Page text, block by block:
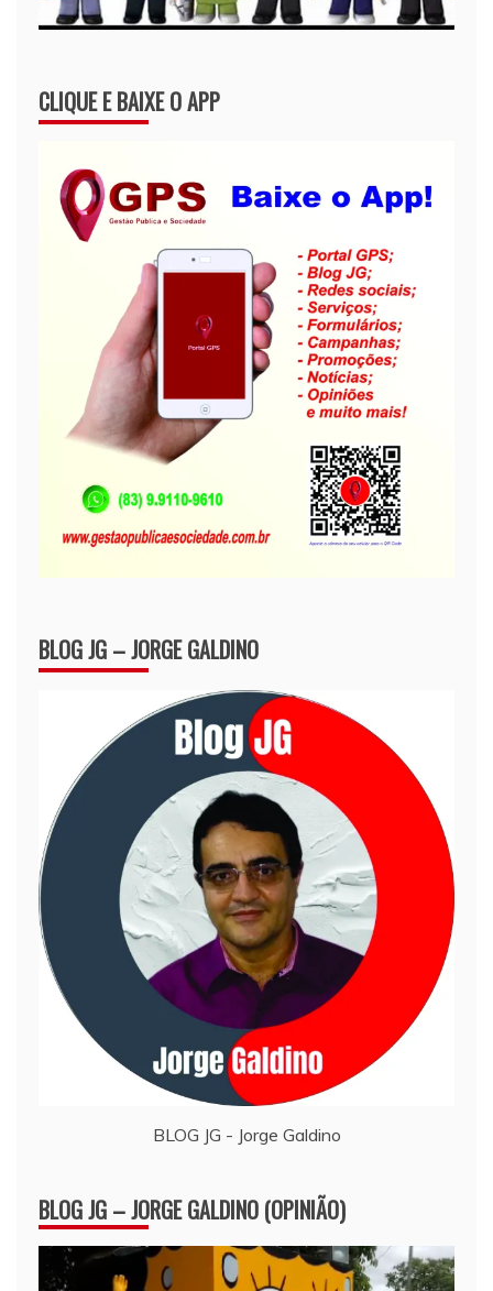
CLIQUE E BAIXE O APP
BLOG JG – JORGE GALDINO
BLOG JG - Jorge Galdino
BLOG JG – JORGE GALDINO (OPINIÃO)